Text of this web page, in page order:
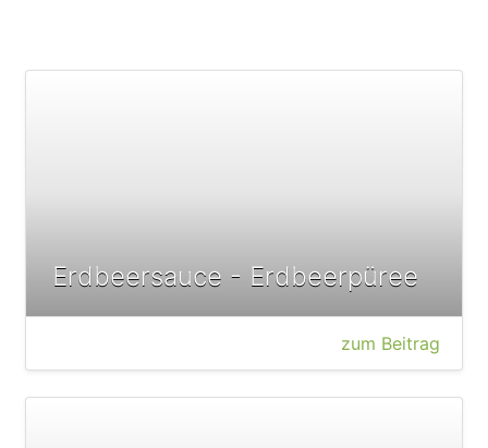
Erdbeersauce - Erdbeerpüree
zum Beitrag